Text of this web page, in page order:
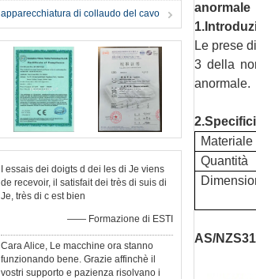
apparecchiatura di collaudo del cavo
I essais dei doigts d dei les di Je viens
de recevoir, il satisfait dei très di suis di
Je, très di c est bien
—— Formazione di ESTI
Cara Alice, Le macchine ora stanno
funzionando bene. Grazie affinchè il
vostri supporto e pazienza risolvano i
anormale
1.
Le prese
3 della
anormale.
2.
Materiale
Quantità
AS/